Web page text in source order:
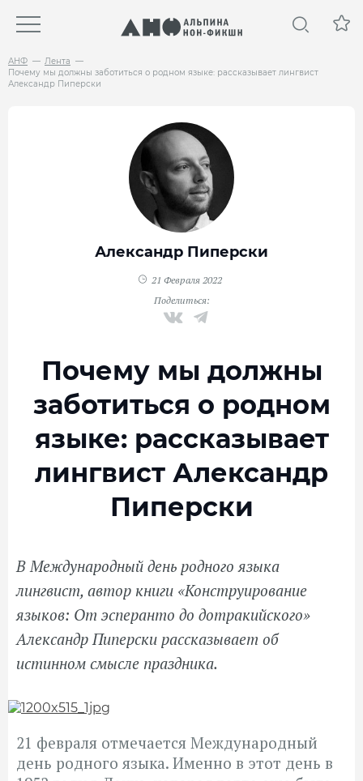
АНФ
Лента
Почему мы должны заботиться о родном языке: рассказывает лингвист
Александр Пиперски
Александр Пиперски
21 Февраля 2022
Поделиться:
Почему мы должны
заботиться о родном
языке: рассказывает
лингвист Александр
Пиперски
В Международный день родного языка
лингвист, автор книги «Конструирование
языков: От эсперанто до дотракийского»
Александр Пиперски рассказывает об
истинном смысле праздника.
21 февраля отмечается Международный
день родного языка. Именно в этот день в